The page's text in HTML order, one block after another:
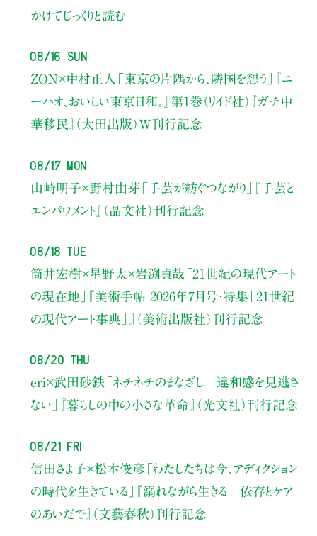
かけてじっくりと読む
08/16 Sun
ZON×中村正人 「東京の片隅から、隣国を想う」
『ニ
ーハオ、おいしい東京日和。』第1巻（リイド社） 『ガチ中
華移民』（太田出版）W刊行記念
08/17 Mon
山崎明子×野村由芽 「手芸が紡ぐつながり」
『手芸と
エンパワメント』（晶文社）刊行記念
08/18 Tue
筒井宏樹×星野太×岩渕貞哉 「21世紀の現代アート
の現在地」
『美術手帖 2026年7月号・特集「21世紀
の現代アート事典」』（美術出版社）刊行記念
08/20 Thu
eri×武田砂鉄「ネチネチのまなざし 違和感を見逃さ
ない」
『暮らしの中の小さな革命』（光文社）刊行記念
08/21 Fri
信田さよ子×松本俊彦 「わたしたちは今、アディクション
の時代を生きている」
『溺れながら生きる 依存とケア
のあいだで』（文藝春秋）刊行記念